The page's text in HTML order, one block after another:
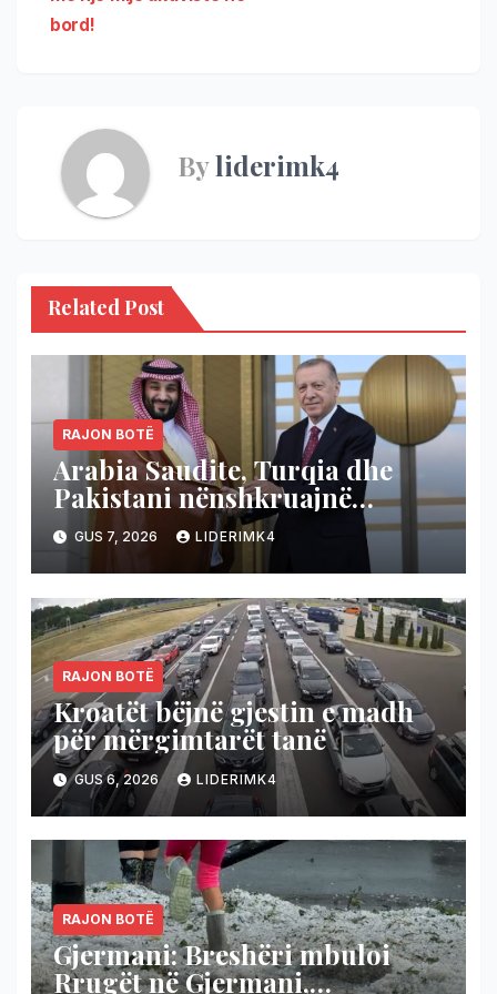
bord!
Byliderimk4
Related Post
RAJON BOTË
Arabia Saudite, Turqia dhe
Pakistani nënshkruajnë
marrëveshje mbrojtëse, nëse
sulmohet njëri shtet,
përgjigjen bashkë!
GUS 7, 2026 LIDERIMK4
RAJON BOTË
Kroatët bëjnë gjestin e madh
për mërgimtarët tanë
GUS 6, 2026 LIDERIMK4
RAJON BOTË
Gjermani: Breshëri mbuloi
Rrugët në Gjermani,